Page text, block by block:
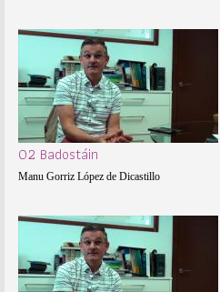
02 Badostáin
Manu Gorriz López de Dicastillo